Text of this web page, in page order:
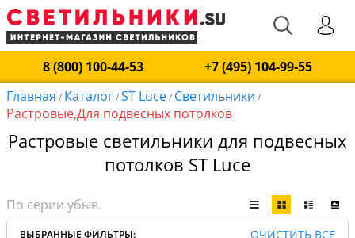
8 (800) 100-44-53
+7 (495) 104-99-55
Главная / Каталог/ST Luce/ Светильники /
Растровые,Для подвесных потолков
Растровые светильники для подвесных
потолков ST Luce
ВЫБРАННЫЕ ФИЛЬТРЫ: ОЧИСТИТЬ ВСЕ